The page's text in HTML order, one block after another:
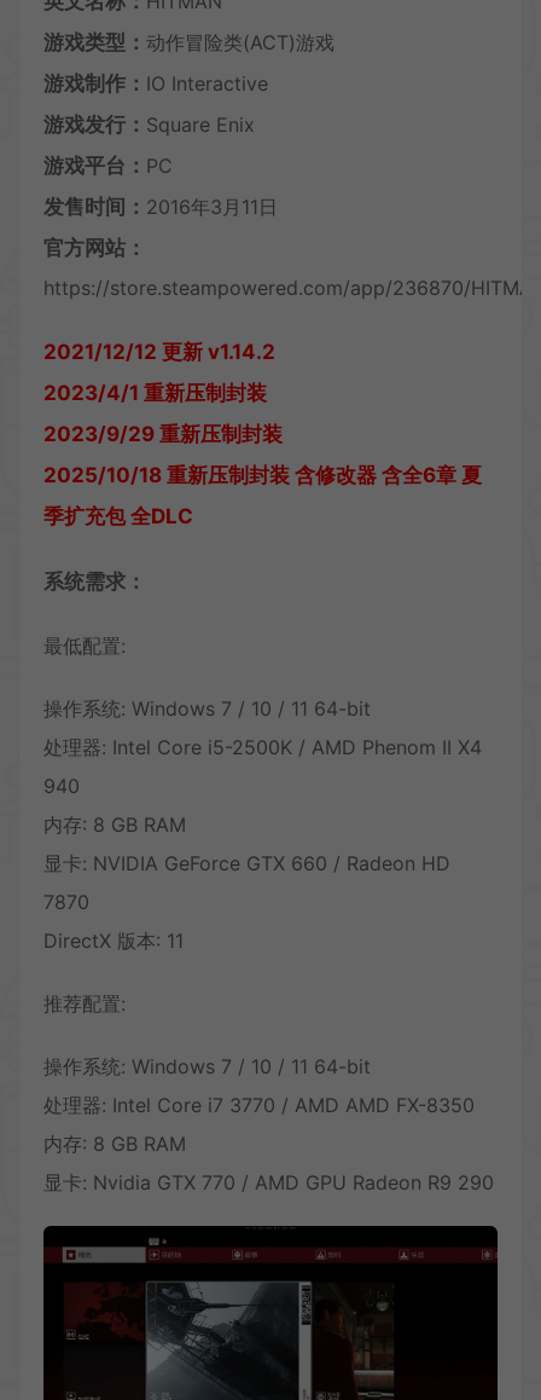
游戏类型： 动作冒险类(ACT)游戏
游戏制作： IO Interactive
游戏发行： Square Enix
游戏平台： PC
发售时间： 2016年3月11日
官方网站：
https://store.steampowered.com/app/236870/
2021/12/12 更新 v1.14.2
2023/4/1 重新压制封装
2023/9/29 重新压制封装
2025/10/18 重新压制封装 含修改器 含全6章 夏
季扩充包 全DLC
系统需求：
最低配置:
操作系统: Windows 7 / 10 / 11 64-bit
处理器: Intel Core i5-2500K / AMD Phenom II X4
940
内存: 8 GB RAM
显卡: NVIDIA GeForce GTX 660 / Radeon HD
7870
DirectX 版本: 11
推荐配置:
操作系统: Windows 7 / 10 / 11 64-bit
处理器: Intel Core i7 3770 / AMD AMD FX-8350
内存: 8 GB RAM
显卡: Nvidia GTX 770 / AMD GPU Radeon R9 290